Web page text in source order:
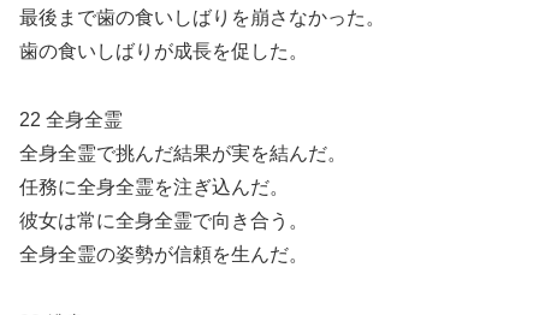
最後まで歯の食いしばりを崩さなかった。
歯の食いしばりが成長を促した。
22 全身全霊
全身全霊で挑んだ結果が実を結んだ。
任務に全身全霊を注ぎ込んだ。
彼女は常に全身全霊で向き合う。
全身全霊の姿勢が信頼を生んだ。